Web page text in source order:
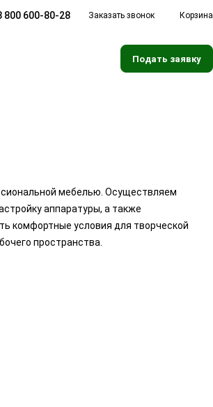
800 600-80-28 Заказать звонок Корзина
Подать заявку
мебелью. Осуществляем
аппаратуры, а также
комфортные условия для творческой
пространства.